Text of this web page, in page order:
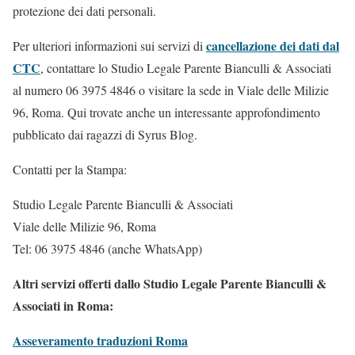
protezione dei dati personali.
Per ulteriori informazioni sui servizi di cancellazione dei dati dal
CTC, contattare lo Studio Legale Parente Bianculli & Associati
al numero 06 3975 4846 o visitare la sede in Viale delle Milizie
96, Roma. Qui trovate anche un interessante approfondimento
pubblicato dai ragazzi di Syrus Blog.
Contatti per la Stampa:
Studio Legale Parente Bianculli & Associati
Viale delle Milizie 96, Roma
Tel: 06 3975 4846 (anche WhatsApp)
Altri servizi offerti dallo Studio Legale Parente Bianculli &
Associati in Roma:
Asseveramento traduzioni Roma